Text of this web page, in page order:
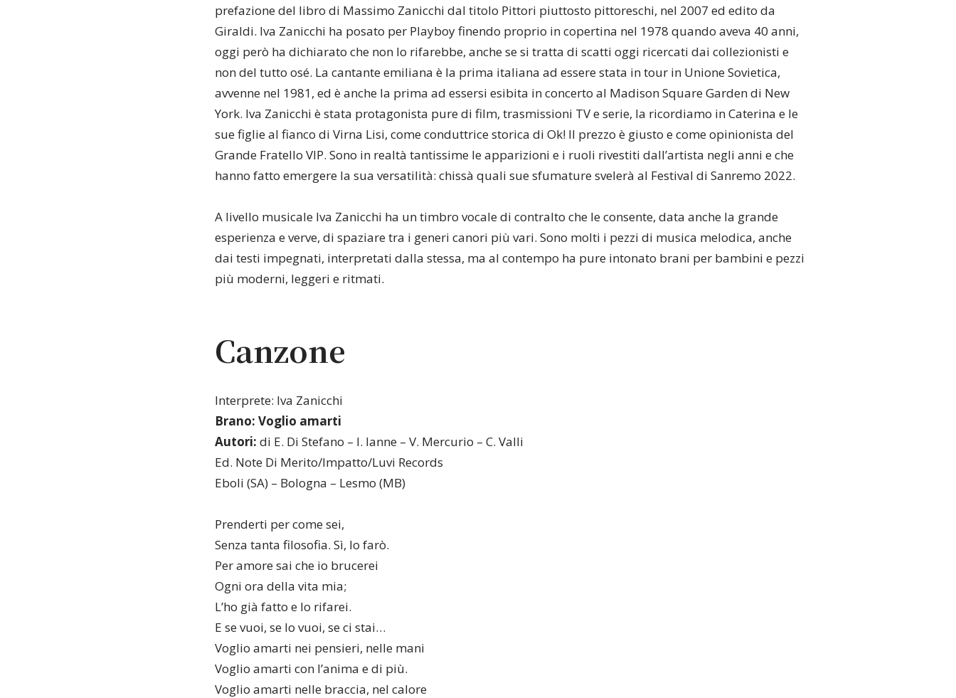
prefazione del libro di Massimo Zanicchi dal titolo Pittori piuttosto pittoreschi, nel 2007 ed edito da
Giraldi. Iva Zanicchi ha posato per Playboy finendo proprio in copertina nel 1978 quando aveva 40 anni,
oggi però ha dichiarato che non lo rifarebbe, anche se si tratta di scatti oggi ricercati dai collezionisti e
non del tutto osé. La cantante emiliana è la prima italiana ad essere stata in tour in Unione Sovietica,
avvenne nel 1981, ed è anche la prima ad essersi esibita in concerto al Madison Square Garden di New
York. Iva Zanicchi è stata protagonista pure di film, trasmissioni TV e serie, la ricordiamo in Caterina e le
sue figlie al fianco di Virna Lisi, come conduttrice storica di Ok! Il prezzo è giusto e come opinionista del
Grande Fratello VIP. Sono in realtà tantissime le apparizioni e i ruoli rivestiti dall’artista negli anni e che
hanno fatto emergere la sua versatilità: chissà quali sue sfumature svelerà al Festival di Sanremo 2022.
A livello musicale Iva Zanicchi ha un timbro vocale di contralto che le consente, data anche la grande
esperienza e verve, di spaziare tra i generi canori più vari. Sono molti i pezzi di musica melodica, anche
dai testi impegnati, interpretati dalla stessa, ma al contempo ha pure intonato brani per bambini e pezzi
più moderni, leggeri e ritmati.
Canzone
Interprete: Iva Zanicchi
Brano: Voglio amarti
Autori: di E. Di Stefano – I. Ianne – V. Mercurio – C. Valli
Ed. Note Di Merito/Impatto/Luvi Records
Eboli (SA) – Bologna – Lesmo (MB)
Prenderti per come sei,
Senza tanta filosofia. Sì, lo farò.
Per amore sai che io brucerei
Ogni ora della vita mia;
L’ho già fatto e lo rifarei.
E se vuoi, se lo vuoi, se ci stai…
Voglio amarti nei pensieri, nelle mani
Voglio amarti con l’anima e di più.
Voglio amarti nelle braccia, nel calore